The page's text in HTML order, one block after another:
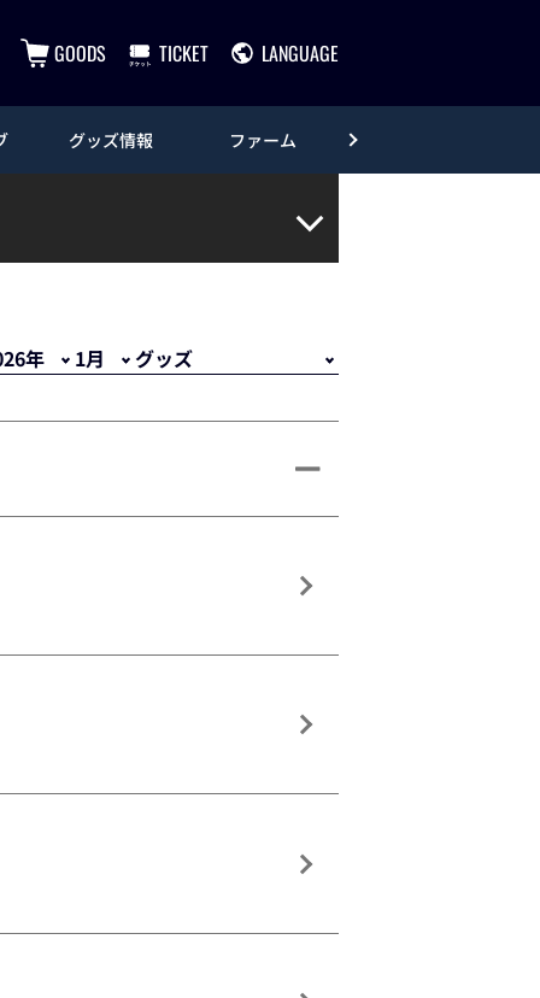
GOODS TICKET LANGUAGE
グッズ情報 ファーム